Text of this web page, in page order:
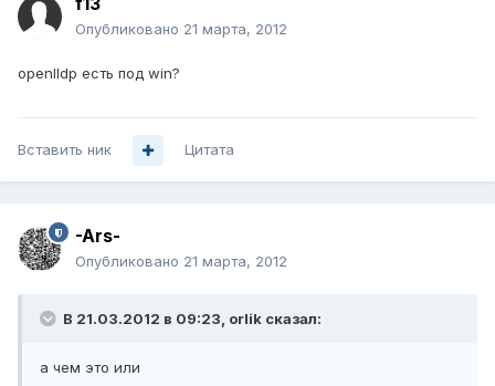
Опубликовано 21 марта, 2012
openlldp есть под win?
Вставить ник Цитата
-Ars-
Опубликовано 21 марта, 2012
В 21.03.2012 в 09:23, orlik сказал:
а чем это или